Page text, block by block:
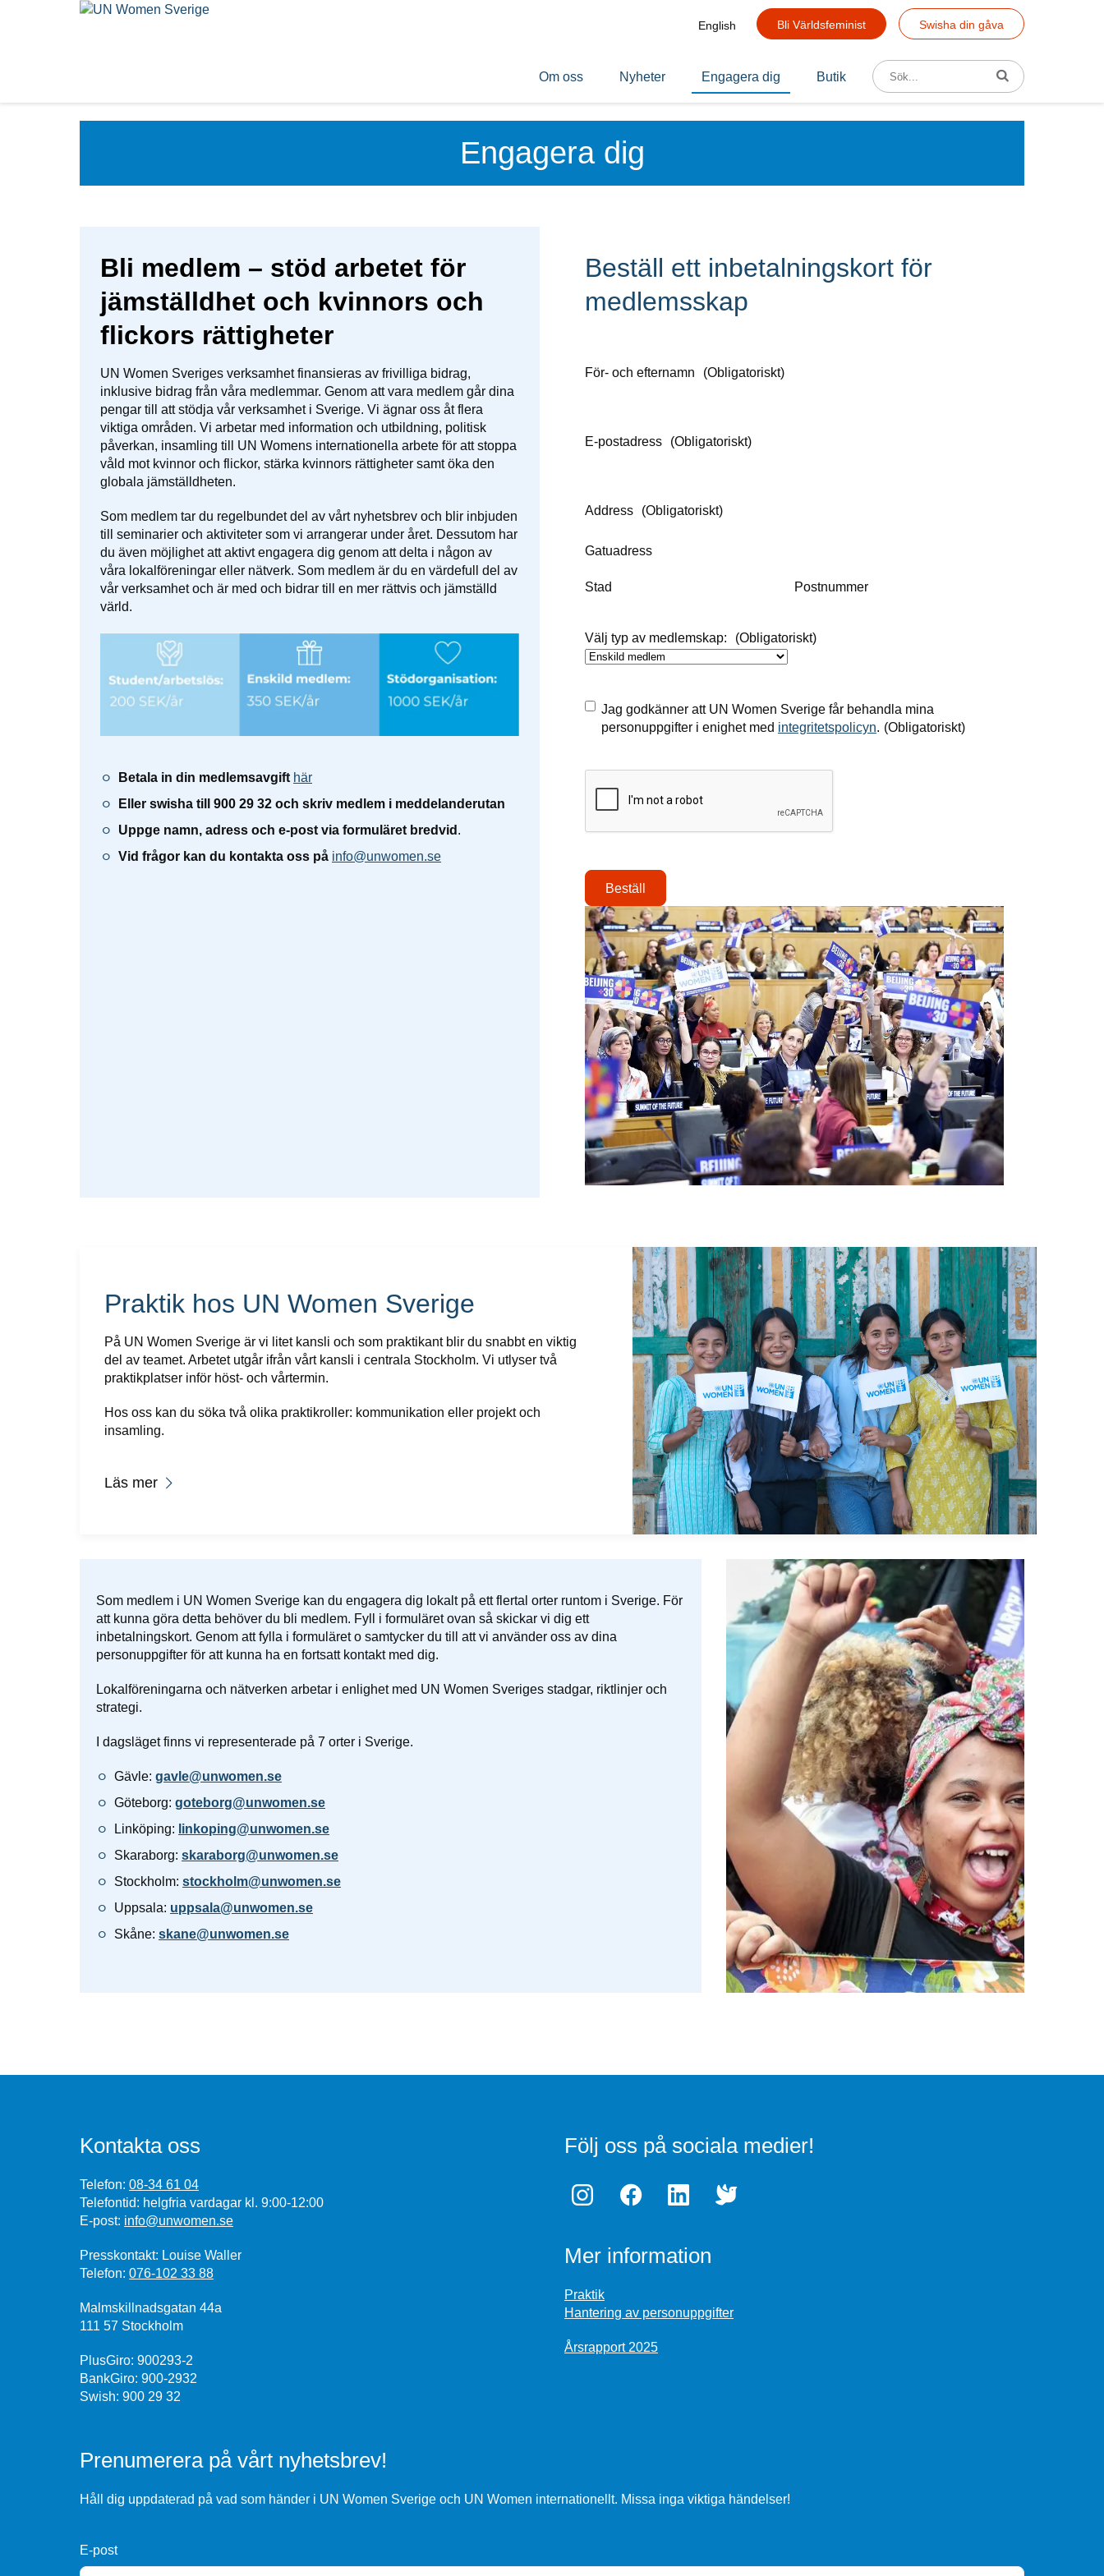
English Bli Världsfeminist Swisha din gåva
Om oss Nyheter Engagera dig Butik
Sök efter:
Engagera dig
Bli medlem – stöd arbetet för
jämställdhet och kvinnors och
flickors rättigheter
UN Women Sveriges verksamhet finansieras av frivilliga bidrag,
inklusive bidrag från våra medlemmar. Genom att vara medlem går dina
pengar till att stödja vår verksamhet i Sverige. Vi ägnar oss åt flera
viktiga områden. Vi arbetar med information och utbildning, politisk
påverkan, insamling till UN Womens internationella arbete för att stoppa
våld mot kvinnor och flickor, stärka kvinnors rättigheter samt öka den
globala jämställdheten.
Som medlem tar du regelbundet del av vårt nyhetsbrev och blir inbjuden
till seminarier och aktiviteter som vi arrangerar under året. Dessutom har
du även möjlighet att aktivt engagera dig genom att delta i någon av
våra lokalföreningar eller nätverk. Som medlem är du en värdefull del av
vår verksamhet och är med och bidrar till en mer rättvis och jämställd
värld.
Betala in din medlemsavgift här
Eller swisha till 900 29 32 och skriv medlem i meddelanderutan
Uppge namn, adress och e-post via formuläret bredvid .
Vid frågor kan du kontakta oss på info@unwomen.se
Beställ ett inbetalningskort för
medlemsskap
För- och efternamn (Obligatoriskt)
E-postadress (Obligatoriskt)
Address (Obligatoriskt)
Gatuadress
Stad Postnummer
Välj typ av medlemskap: (Obligatoriskt)
Consent (Obligatoriskt)
Jag godkänner att UN Women Sverige får behandla mina
personuppgifter i enighet med integritetspolicyn. (Obligatoriskt)
Beställ
Praktik hos UN Women Sverige
På UN Women Sverige är vi litet kansli och som praktikant blir du snabbt en viktig
del av teamet. Arbetet utgår ifrån vårt kansli i centrala Stockholm. Vi utlyser två
praktikplatser inför höst- och vårtermin.
Hos oss kan du söka två olika praktikroller: kommunikation eller projekt och
insamling.
Läs mer
Som medlem i UN Women Sverige kan du engagera dig lokalt på ett flertal orter runtom i Sverige. För
att kunna göra detta behöver du bli medlem. Fyll i formuläret ovan så skickar vi dig ett
inbetalningskort. Genom att fylla i formuläret o samtycker du till att vi använder oss av dina
personuppgifter för att kunna ha en fortsatt kontakt med dig.
Lokalföreningarna och nätverken arbetar i enlighet med UN Women Sveriges stadgar, riktlinjer och
strategi.
I dagsläget finns vi representerade på 7 orter i Sverige.
Gävle: gavle@unwomen.se
Göteborg: goteborg@unwomen.se
Linköping: linkoping@unwomen.se
Skaraborg: skaraborg@unwomen.se
Stockholm: stockholm@unwomen.se
Uppsala: uppsala@unwomen.se
Skåne: skane@unwomen.se
Kontakta oss
Telefon: 08-34 61 04
Telefontid: helgfria vardagar kl. 9:00-12:00
E-post: info@unwomen.se
Presskontakt: Louise Waller
Telefon: 076-102 33 88
Malmskillnadsgatan 44a
111 57 Stockholm
PlusGiro: 900293-2
BankGiro: 900-2932
Swish: 900 29 32
Följ oss på sociala medier!
Mer information
Praktik
Hantering av personuppgifter
Årsrapport 2025
Prenumerera på vårt nyhetsbrev!
Håll dig uppdaterad på vad som händer i UN Women Sverige och UN Women internationellt. Missa inga viktiga händelser!
E-post